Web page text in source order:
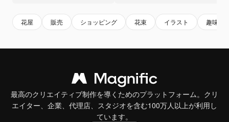
花屋 販売 ショッピング 花束 イラスト 趣味
最高のクリエイティブ制作を導くためのプラットフォーム。クリ
エイター、企業、代理店、スタジオを含む100万人以上が利用し
ています。